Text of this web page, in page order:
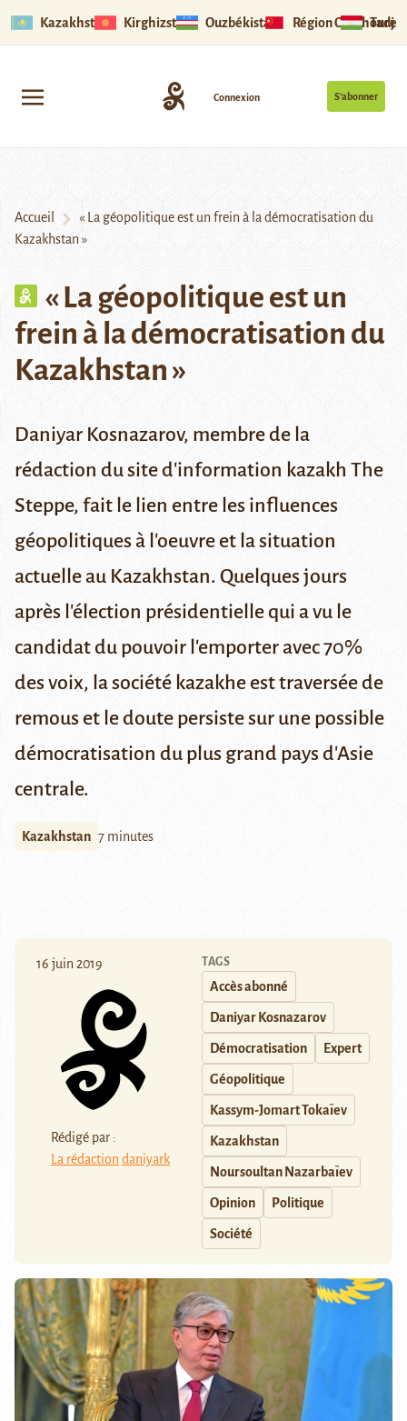
Kazakhstan Kirghizstan Ouzbékistan Région Ouïghoure
S’abonner
Connexion
Accueil
« La géopolitique est un frein à la démocratisation du
Kazakhstan »
« La géopolitique est un
frein à la démocratisation du
Kazakhstan »
Daniyar Kosnazarov, membre de la
rédaction du site d'information kazakh The
Steppe, fait le lien entre les influences
géopolitiques à l'oeuvre et la situation
actuelle au Kazakhstan. Quelques jours
après l'élection présidentielle qui a vu le
candidat du pouvoir l'emporter avec 70%
des voix, la société kazakhe est traversée de
remous et le doute persiste sur une possible
démocratisation du plus grand pays d'Asie
centrale.
Kazakhstan 7 minutes
16 juin 2019
Rédigé par :
La rédaction daniyark
TAGS
Accès abonné
Daniyar Kosnazarov
Démocratisation Expert
Géopolitique
Kassym-Jomart Tokaïev
Kazakhstan
Noursoultan Nazarbaïev
Opinion Politique
Société